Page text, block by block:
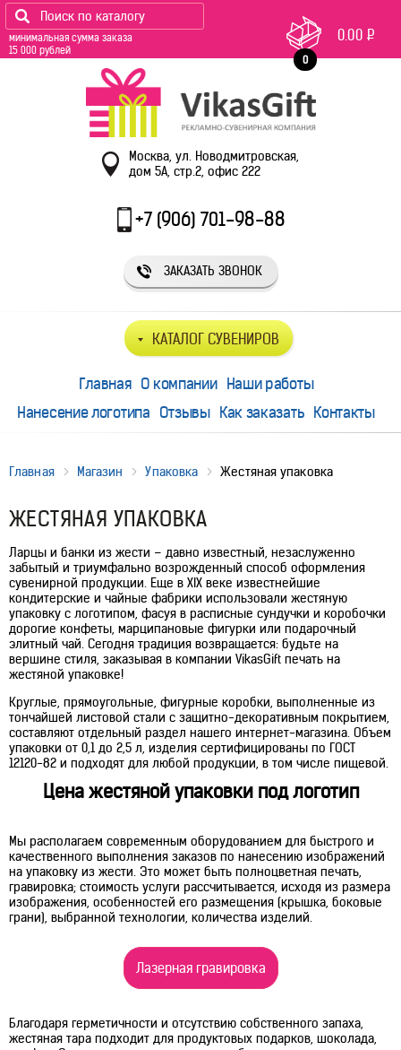
минимальная сумма заказа
15 000 рублей
0
0.00 Р
Москва, ул. Новодмитровская,
дом 5А, стр.2, офис 222
+7 (906) 701-98-88
ЗАКАЗАТЬ ЗВОНОК
КАТАЛОГ СУВЕНИРОВ
Главная О компании Наши работы
Нанесение логотипа Отзывы Как заказать Контакты
Главная Магазин Упаковка Жестяная упаковка
ЖЕСТЯНАЯ УПАКОВКА
Ларцы и банки из жести – давно известный, незаслуженно
забытый и триумфально возрожденный способ оформления
сувенирной продукции. Еще в XIX веке известнейшие
кондитерские и чайные фабрики использовали жестяную
упаковку с логотипом, фасуя в расписные сундучки и коробочки
дорогие конфеты, марципановые фигурки или подарочный
элитный чай. Сегодня традиция возвращается: будьте на
вершине стиля, заказывая в компании VikasGift печать на
жестяной упаковке!
Круглые, прямоугольные, фигурные коробки, выполненные из
тончайшей листовой стали с защитно-декоративным покрытием,
составляют отдельный раздел нашего интернет-магазина. Объем
упаковки от 0,1 до 2,5 л, изделия сертифицированы по ГОСТ
12120-82 и подходят для любой продукции, в том числе пищевой.
Цена жестяной упаковки под логотип
Мы располагаем современным оборудованием для быстрого и
качественного выполнения заказов по нанесению изображений
на упаковку из жести. Это может быть полноцветная печать,
гравировка; стоимость услуги рассчитывается, исходя из размера
изображения, особенностей его размещения (крышка, боковые
грани), выбранной технологии, количества изделий.
Лазерная гравировка
Благодаря герметичности и отсутствию собственного запаха,
жестяная тара подходит для продуктовых подарков, шоколада,